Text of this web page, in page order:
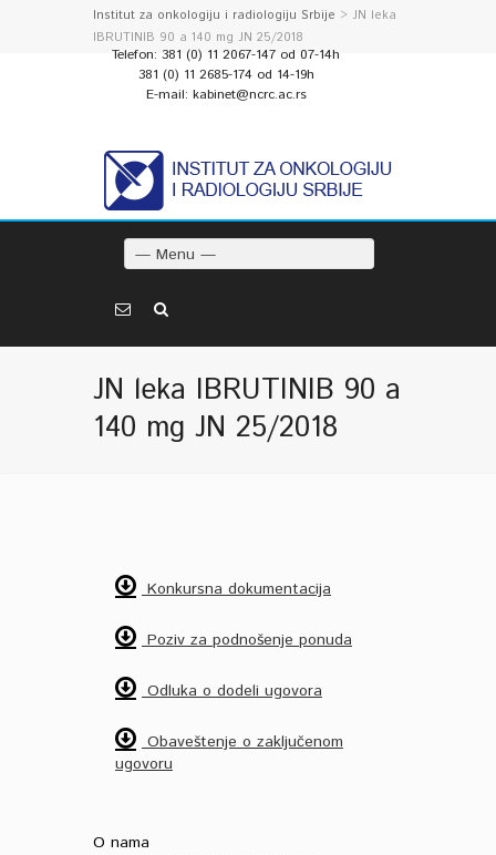
Institut za onkologiju i radiologiju Srbije > JN leka
IBRUTINIB 90 a 140 mg JN 25/2018
Telefon: 381 (0) 11 2067-147 od 07-14h
381 (0) 11 2685-174 od 14-19h
E-mail: kabinet@ncrc.ac.rs
— Menu —
JN leka IBRUTINIB 90 a
140 mg JN 25/2018
Konkursna dokumentacija
Poziv za podnošenje ponuda
Odluka o dodeli ugovora
Obaveštenje o zaključenom
ugovoru
O nama